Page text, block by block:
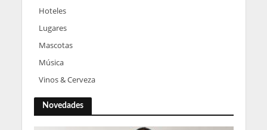
Hoteles
Lugares
Mascotas
Música
Vinos & Cerveza
Novedades